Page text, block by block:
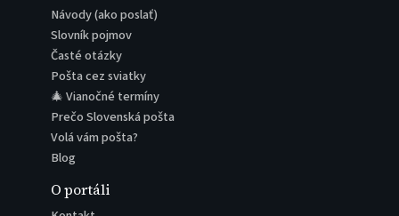
Návody (ako poslať)
Slovník pojmov
Časté otázky
Pošta cez sviatky
🎄 Vianočné termíny
Prečo Slovenská pošta
Volá vám pošta?
Blog
O portáli